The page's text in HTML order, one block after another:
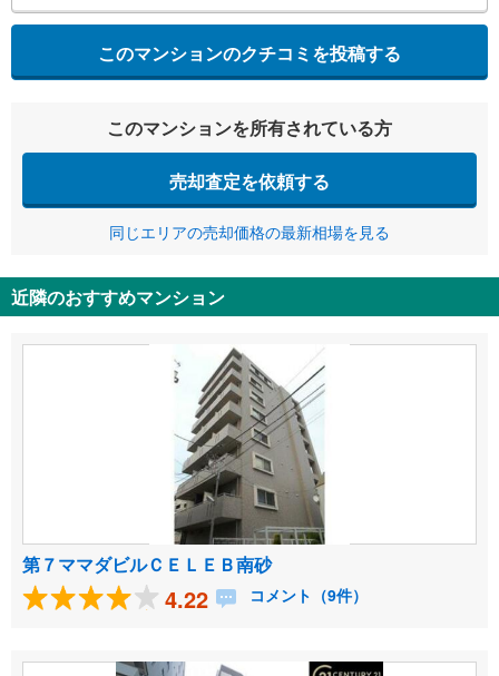
このマンションのクチコミを投稿する
このマンションを所有されている方
売却査定を依頼する
同じエリアの売却価格の最新相場を見る
近隣のおすすめマンション
第７ママダビルＣＥＬＥＢ南砂
4.22 コメント（9件）